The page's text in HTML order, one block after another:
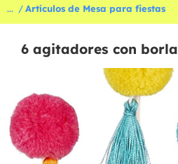
... Artículos de Mesa para fiestas
6 agitadores con